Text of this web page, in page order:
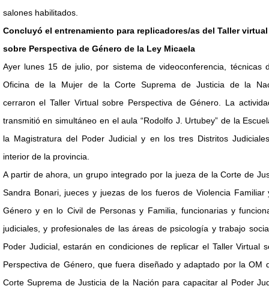
salones habilitados.
Concluyó el entrenamiento para replicadores/as del Taller virtual
sobre Perspectiva de Género de la Ley Micaela
Ayer lunes 15 de julio, por sistema de videoconferencia, técnicas
Oficina de la Mujer de la Corte Suprema de Justicia de la
cerraron el Taller Virtual sobre Perspectiva de Género. La
transmitió en simultáneo en el aula “Rodolfo J. Urtubey” de la
la Magistratura del Poder Judicial y en los tres Distritos
interior de la provincia.
A partir de ahora, un grupo integrado por la jueza de la Corte de
Sandra Bonari, jueces y juezas de los fueros de Violencia Familiar
Género y en lo Civil de Personas y Familia, funcionarias y
judiciales, y profesionales de las áreas de psicología y trabajo
Poder Judicial, estarán en condiciones de replicar el Taller Virtual
Perspectiva de Género, que fuera diseñado y adaptado por la OM
Corte Suprema de Justicia de la Nación para capacitar al Poder